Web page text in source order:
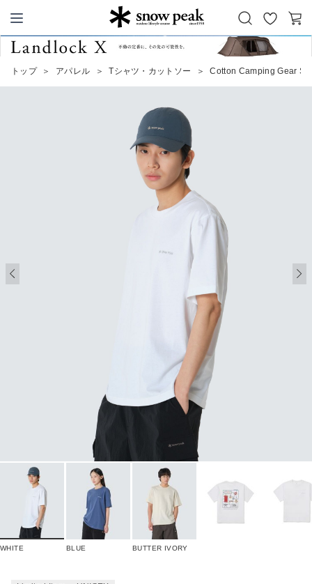
Snow Peak
お
気
カ
トップ ＞ アパレル ＞ Tシャツ・カットソー ＞ Cotton Camping Gear S/
WHITE BLUE BUTTER IVORY